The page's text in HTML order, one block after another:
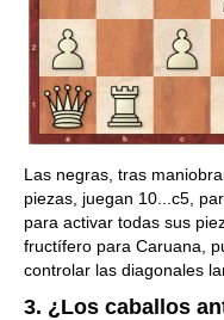
Las negras, tras
piezas, juegan 10...c5,
para activar todas sus
fructífero para Caruana,
controlar las diagonales
3. ¿Los caballos